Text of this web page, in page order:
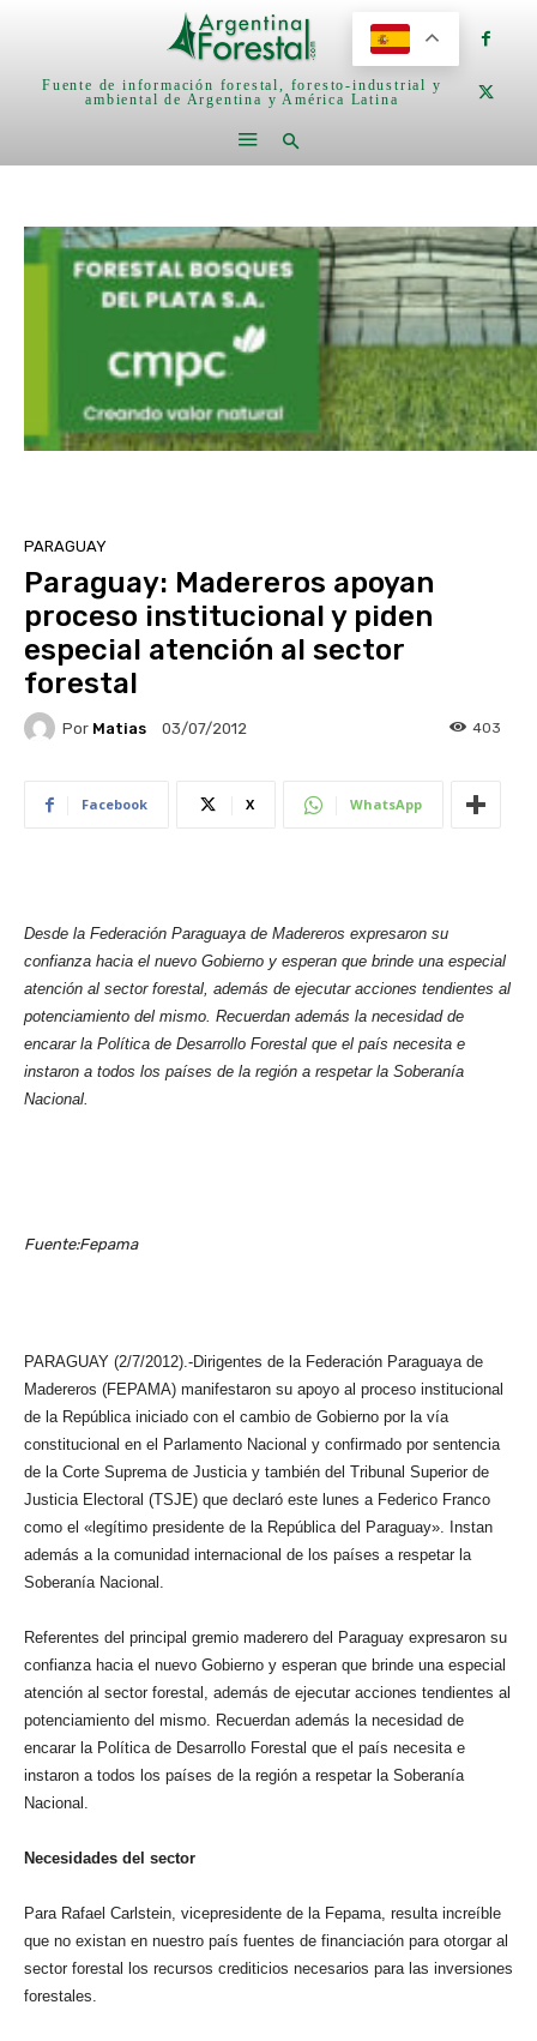
Fuente de información forestal, foresto-industrial y
ambiental de Argentina y América Latina
PARAGUAY
Paraguay: Madereros apoyan
proceso institucional y piden
especial atención al sector
forestal
Por Matias 03/07/2012 403
Facebook X WhatsApp
Desde la Federación Paraguaya de Madereros expresaron su
confianza hacia el nuevo Gobierno y esperan que brinde una especial
atención al sector forestal, además de ejecutar acciones tendientes al
potenciamiento del mismo. Recuerdan además la necesidad de
encarar la Política de Desarrollo Forestal que el país necesita e
instaron a todos los países de la región a respetar la Soberanía
Nacional.
Fuente:Fepama
PARAGUAY (2/7/2012).-Dirigentes de la Federación Paraguaya de
Madereros (FEPAMA) manifestaron su apoyo al proceso institucional
de la República iniciado con el cambio de Gobierno por la vía
constitucional en el Parlamento Nacional y confirmado por sentencia
de la Corte Suprema de Justicia y también del Tribunal Superior de
Justicia Electoral (TSJE) que declaró este lunes a Federico Franco
como el «legítimo presidente de la República del Paraguay». Instan
además a la comunidad internacional de los países a respetar la
Soberanía Nacional.
Referentes del principal gremio maderero del Paraguay expresaron su
confianza hacia el nuevo Gobierno y esperan que brinde una especial
atención al sector forestal, además de ejecutar acciones tendientes al
potenciamiento del mismo. Recuerdan además la necesidad de
encarar la Política de Desarrollo Forestal que el país necesita e
instaron a todos los países de la región a respetar la Soberanía
Nacional.
Necesidades del sector
Para Rafael Carlstein, vicepresidente de la Fepama, resulta increíble
que no existan en nuestro país fuentes de financiación para otorgar al
sector forestal los recursos crediticios necesarios para las inversiones
forestales.